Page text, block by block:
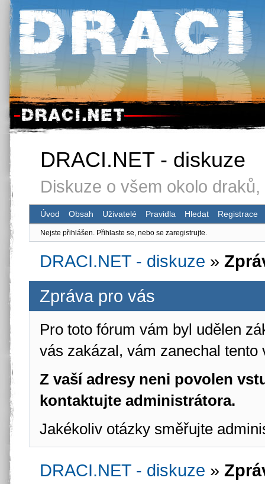
DRACI.NET - diskuze
Diskuze o všem okolo
Úvod Obsah Uživatelé Pravidla Hledat Registrace
Nejste přihlášen. Přihlaste se, nebo se zaregistrujte.
DRACI.NET - diskuze »
Zpráva pro vás
Pro toto fórum vám byl udělen
vás zakázal, vám zanechal tento
Z vaší adresy neni povolen
kontaktujte administrátora.
Jakékoliv otázky směřujte
DRACI.NET - diskuze »